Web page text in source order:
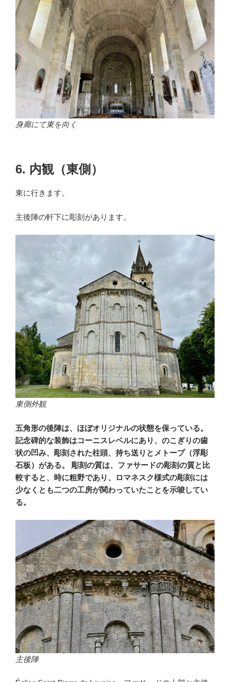
身廊にて東を向く
6. 内観（東側）
東に行きます。
主後陣の軒下に彫刻があります。
東側外観
五角形の後陣は、ほぼオリジナルの状態を保っている。
記念碑的な装飾はコーニスレベルにあり、のこぎりの歯
状の凹み、彫刻された柱頭、持ち送りとメトープ（浮彫
石板）がある。 彫刻の質は、ファサードの彫刻の質と比
較すると、時に粗野であり、ロマネスク様式の彫刻には
少なくとも二つの工房が関わっていたことを示唆してい
る。
主後陣